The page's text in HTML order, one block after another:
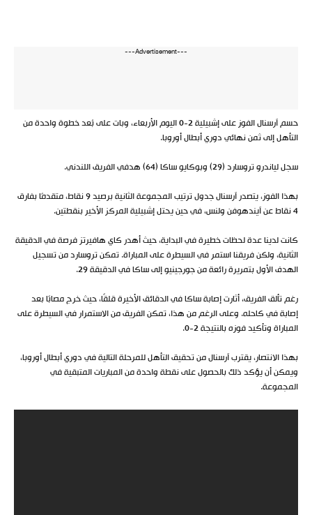
---Advertisement---
حسم آرسنال الفوز على إشبيلية 2-0 اليوم الأربعاء، وبات على بُعد خطوة واحدة من
التأهل إلى ثمن نهائي دوري أبطال أوروبا.
سجل لياندرو تروسارد (29) وبوكايو ساكا (64) هدفي الفريق اللندني.
بهذا الفوز، يتصدر آرسنال جدول ترتيب المجموعة الثانية برصيد 9 نقاط، متقدمًا بفارق
4 نقاط عن آيندهوفن ولنس، في حين يحتل إشبيلية المركز الأخير بنقطتين.
كانت لدينا عدة لحظات خطيرة في البداية، حيث أهدر كاي هافيرتز فرصة في الدقيقة
الثانية، ولكن فريقنا استمر في السيطرة على المباراة. تمكن تروسارد من تسجيل
الهدف الأول بتمريرة رائعة من جورجينيو إلى ساكا في الدقيقة 29.
رغم تألق الفريق، أثارت إصابة ساكا في الدقائق الأخيرة قلقًا، حيث خرج مصابًا بعد
إصابة في كاحله. وعلى الرغم من هذا، تمكن الفريق من الاستمرار في السيطرة على
المباراة وتأكيد فوزه بالنتيجة 2-0.
بهذا الانتصار، يقترب آرسنال من تحقيق التأهل للمرحلة التالية في دوري أبطال أوروبا،
ويمكن أن يؤكد ذلك بالحصول على نقطة واحدة من المباريات المتبقية في
المجموعة.